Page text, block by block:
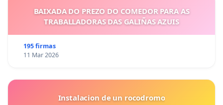
BAIXADA DO PREZO DO COMEDOR PARA AS
TRABALLADORAS DAS GALIÑAS AZUIS
195 firmas
11 Mar 2026
Instalacion de un rocodromo